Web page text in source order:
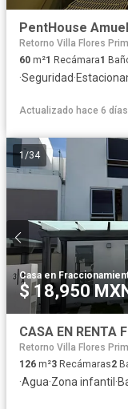
PentHouse
Retorno Villa Flores
60 m²1 Recámara1
·Seguridad·
Actualizado hace 6 días
1 /34
Casa en
$ 18,950
Retorno Villa Flores
126 m²3 Recámaras2
·Agua·Zona infantil ·